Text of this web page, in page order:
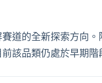
道的全新探索方向。
該品類仍處於早期階